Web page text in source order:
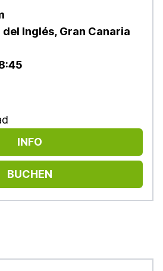
del Inglés, Gran Canaria
INFO
BUCHEN